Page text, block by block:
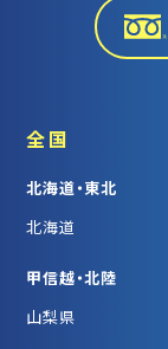
全国
北海道・東北
北海道
甲信越・北陸
山梨県